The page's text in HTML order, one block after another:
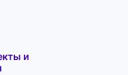
и